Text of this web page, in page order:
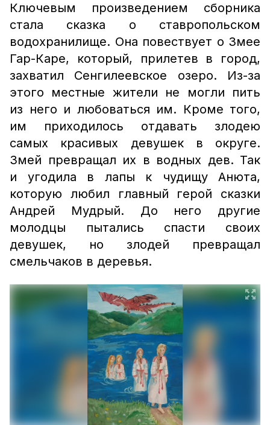
Ключевым произведением сборника
стала сказка о ставропольском
водохранилище. Она повествует о Змее
Гар-Каре, который, прилетев в город,
захватил Сенгилеевское озеро. Из-за
этого местные жители не могли пить
из него и любоваться им. Кроме того,
им приходилось отдавать злодею
самых красивых девушек в округе.
Змей превращал их в водных дев. Так
и угодила в лапы к чудищу Анюта,
которую любил главный герой сказки
Андрей Мудрый. До него другие
молодцы пытались спасти своих
девушек, но злодей превращал
смельчаков в деревья.